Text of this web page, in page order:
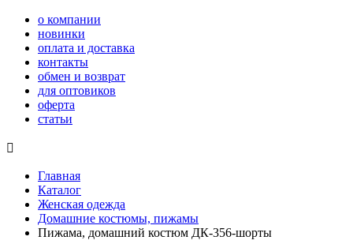
о компании
новинки
оплата и доставка
контакты
обмен и возврат
для оптовиков
оферта
статьи

Главная
Каталог
Женская одежда
Домашние костюмы, пижамы
Пижама, домашний костюм ДК-356-шорты